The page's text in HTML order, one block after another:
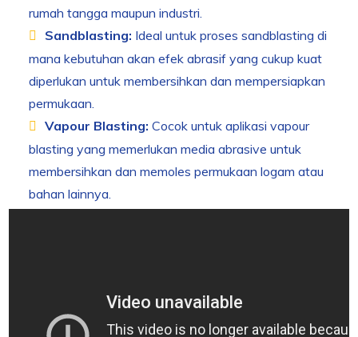
rumah tangga maupun industri.
Sandblasting: Ideal untuk proses sandblasting di
mana kebutuhan akan efek abrasif yang cukup kuat
diperlukan untuk membersihkan dan mempersiapkan
permukaan.
Vapour Blasting: Cocok untuk aplikasi vapour
blasting yang memerlukan media abrasive untuk
membersihkan dan memoles permukaan logam atau
bahan lainnya.